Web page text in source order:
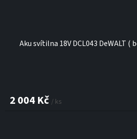
Aku svítilna 18V DCL043 DeWALT (
2 004 Kč / ks